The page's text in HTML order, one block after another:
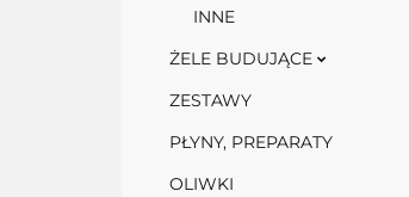
INNE
ŻELE BUDUJĄCE
ZESTAWY
PŁYNY, PREPARATY
OLIWKI